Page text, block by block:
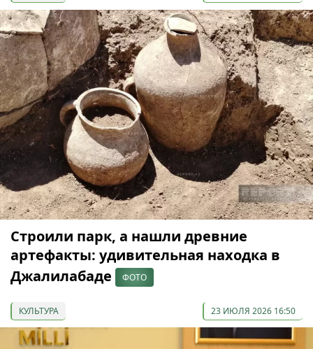
Строили парк, а нашли древние
артефакты: удивительная находка в
Джалилабаде
ФОТО
КУЛЬТУРА 23 ИЮЛЯ 2026 16:50